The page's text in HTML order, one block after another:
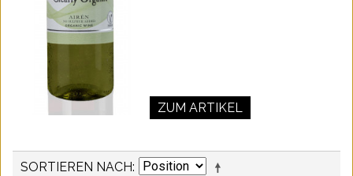
ZUM ARTIKEL
SORTIEREN NACH